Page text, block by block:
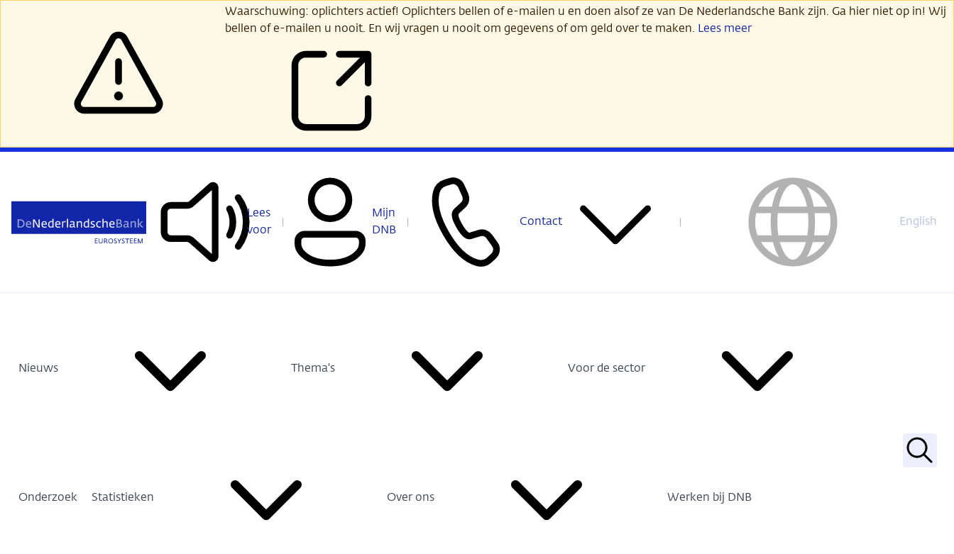
Waarschuwing: oplichters actief! Oplichters bellen of e-mailen u en doen alsof ze van De Nederlandsche Bank zijn. Ga hier niet op in! Wij
bellen of e-mailen u nooit. En wij vragen u nooit om gegevens of om geld over te maken. Lees meer
Lees
voor
Mijn
DNB
Contact English
Nieuws Thema's Voor de sector
Onderzoek Statistieken Over ons Werken bij DNB
Zoek